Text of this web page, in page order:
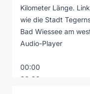
Kilometer Länge.
wie die Stadt
Bad Wiessee am
Audio-Player
00:00
00:00